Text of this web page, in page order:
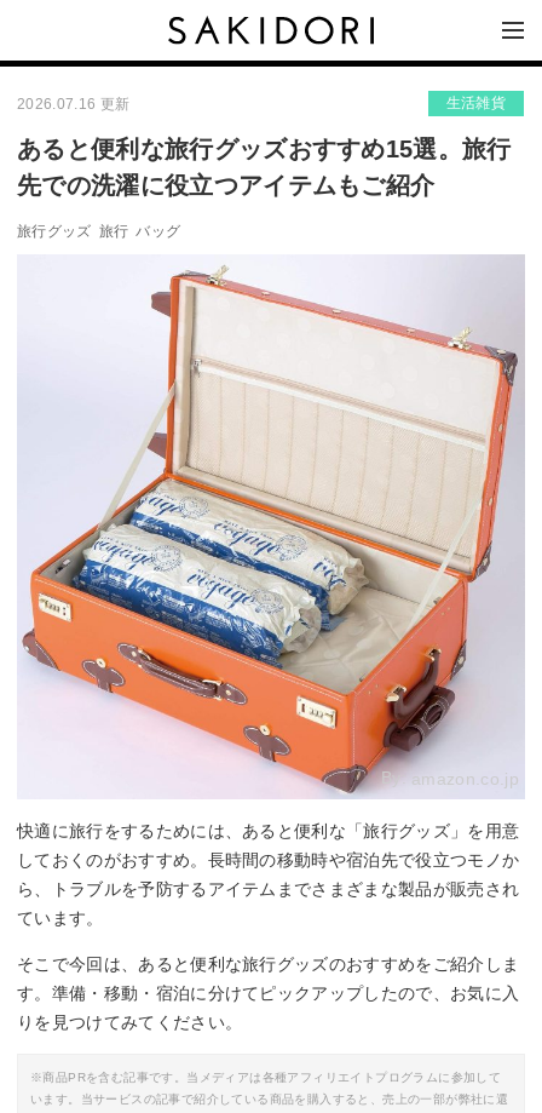
2026.07.16 更新 生活雑貨
あると便利な旅行グッズおすすめ15選。旅行
先での洗濯に役立つアイテムもご紹介
旅行グッズ 旅行 バッグ
By: amazon.co.jp
快適に旅行をするためには、あると便利な「旅行グッズ」を用意
しておくのがおすすめ。長時間の移動時や宿泊先で役立つモノか
ら、トラブルを予防するアイテムまでさまざまな製品が販売され
ています。
そこで今回は、あると便利な旅行グッズのおすすめをご紹介しま
す。準備・移動・宿泊に分けてピックアップしたので、お気に入
りを見つけてみてください。
※商品PRを含む記事です。当メディアは各種アフィリエイトプログラムに参加して
います。当サービスの記事で紹介している商品を購入すると、売上の一部が弊社に還